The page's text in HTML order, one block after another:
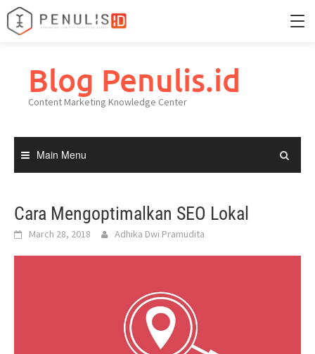
Home
Portfolio
Blog Penulis.id
Content Marketing Knowledge Center
Main Menu
Cara Mengoptimalkan SEO Lokal
March 28, 2018 Adhika Dwi Pramudita